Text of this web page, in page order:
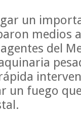
un
medios
del
un fuego